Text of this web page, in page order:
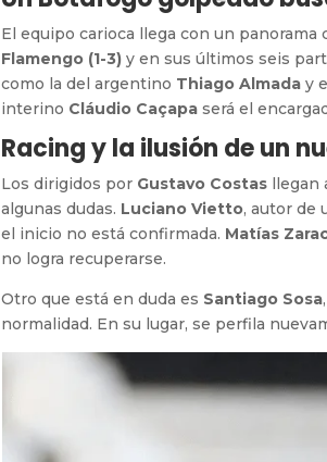
El equipo carioca llega con un panorama
Flamengo (1-3) y en sus últimos seis
como la del argentino Thiago Almada y
interino Cláudio Caçapa será el
Racing y la ilusión de un
Los dirigidos por Gustavo Costas llegan
algunas dudas. Luciano Vietto, autor de
el inicio no está confirmada. Matías
no logra recuperarse.
Otro que está en duda es Santiago Sosa
normalidad. En su lugar, se perfila